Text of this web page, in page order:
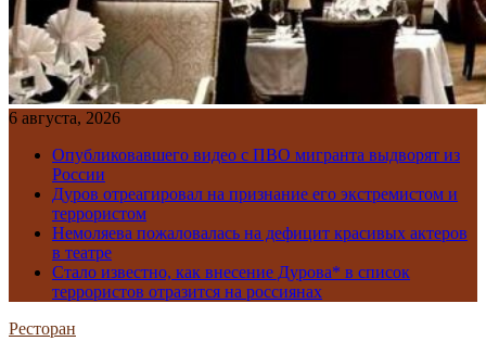
6 августа, 2026
Опубликовавшего видео с ПВО мигранта выдворят из
России
Дуров отреагировал на признание его экстремистом и
террористом
Немоляева пожаловалась на дефицит красивых актеров
в театре
Стало известно, как внесение Дурова* в список
террористов отразится на россиянах
Ресторан